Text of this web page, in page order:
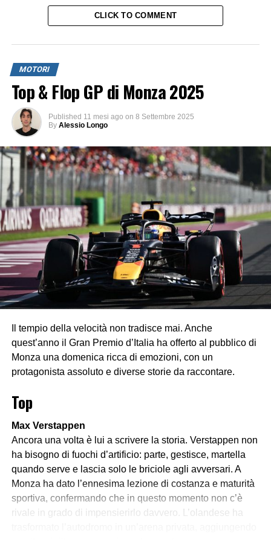
CLICK TO COMMENT
MOTORI
Top & Flop GP di Monza 2025
Published 11 mesi ago on 8 Settembre 2025
By Alessio Longo
Il tempio della velocità non tradisce mai. Anche
quest’anno il Gran Premio d’Italia ha offerto al pubblico di
Monza una domenica ricca di emozioni, con un
protagonista assoluto e diverse storie da raccontare.
Top
Max Verstappen
Ancora una volta è lui a scrivere la storia. Verstappen non
ha bisogno di fuochi d’artificio: parte, gestisce, martella
quando serve e lascia solo le briciole agli avversari. A
Monza ha dato l’ennesima lezione di costanza e maturità
sportiva, confermando che in questo momento non c’è
rivale in grado di impensierirlo davvero. L’olandese ha